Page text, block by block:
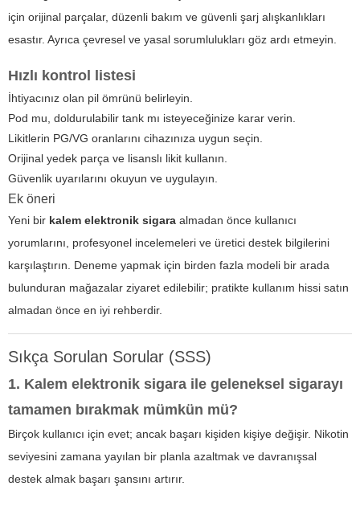
için orijinal parçalar, düzenli bakım ve güvenli şarj alışkanlıkları
esastır. Ayrıca çevresel ve yasal sorumlulukları göz ardı etmeyin.
Hızlı kontrol listesi
İhtiyacınız olan pil ömrünü belirleyin.
Pod mu, doldurulabilir tank mı isteyeceğinize karar verin.
Likitlerin PG/VG oranlarını cihazınıza uygun seçin.
Orijinal yedek parça ve lisanslı likit kullanın.
Güvenlik uyarılarını okuyun ve uygulayın.
Ek öneri
Yeni bir kalem elektronik sigara almadan önce kullanıcı
yorumlarını, profesyonel incelemeleri ve üretici destek bilgilerini
karşılaştırın. Deneme yapmak için birden fazla modeli bir arada
bulunduran mağazalar ziyaret edilebilir; pratikte kullanım hissi satın
almadan önce en iyi rehberdir.
Sıkça Sorulan Sorular (SSS)
1. Kalem elektronik sigara ile geleneksel sigarayı
tamamen bırakmak mümkün mü?
Birçok kullanıcı için evet; ancak başarı kişiden kişiye değişir. Nikotin
seviyesini zamana yayılan bir planla azaltmak ve davranışsal
destek almak başarı şansını artırır.